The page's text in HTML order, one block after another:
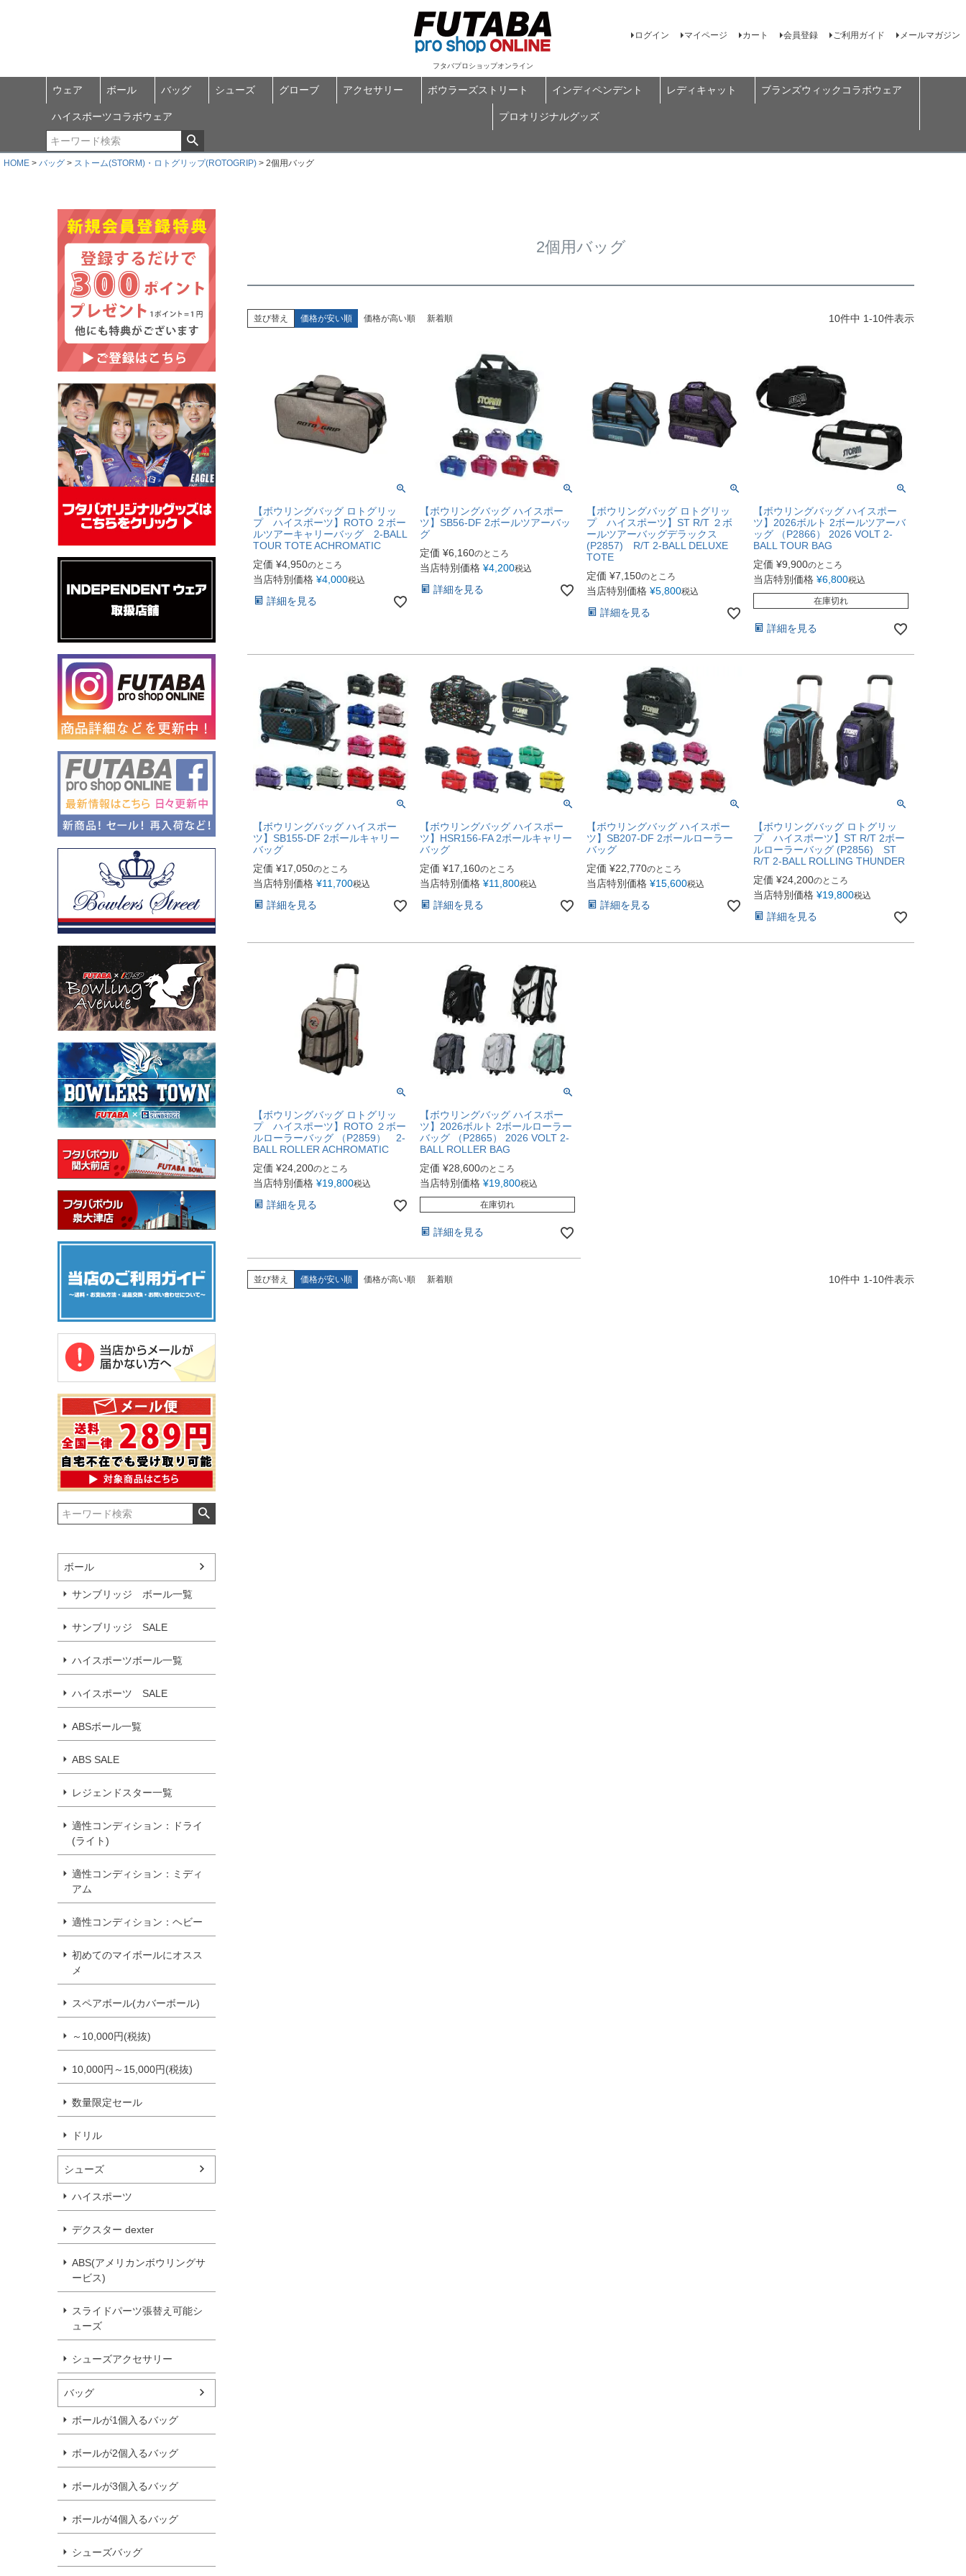
フタバプロショップオンライン
ログイン マイページ カート 会員登録 ご利用ガイド メールマガジン
ウェア ボール バッグ シューズ グローブ アクセサリー ボウラーズストリート インディペンデント レディキャット ブランズウィックコラボウェア
ハイスポーツコラボウェア プロオリジナルグッズ
HOME バッグ ストーム(STORM)・ロトグリップ(ROTOGRIP) 2個用バッグ
ボール
サンブリッジ ボール一覧
サンブリッジ SALE
ハイスポーツボール一覧
ハイスポーツ SALE
ABSボール一覧
ABS SALE
レジェンドスター一覧
適性コンディション：ドライ
(ライト)
適性コンディション：ミディ
アム
適性コンディション：ヘビー
初めてのマイボールにオスス
メ
スペアボール(カバーボール)
～10,000円(税抜)
10,000円～15,000円(税抜)
数量限定セール
ドリル
シューズ
ハイスポーツ
デクスター dexter
ABS(アメリカンボウリングサ
ービス)
スライドパーツ張替え可能シ
ューズ
シューズアクセサリー
バッグ
ボールが1個入るバッグ
ボールが2個入るバッグ
ボールが3個入るバッグ
ボールが4個入るバッグ
シューズバッグ
2個用バッグ
並び替え 価格が安い順 価格が高い順 新着順 10件中 1-10件表示
【ボウリングバッグ ロトグリッ
プ ハイスポーツ】ROTO ２ボー
ルツアーキャリーバッグ 2-BALL
TOUR TOTE ACHROMATIC
定価 ¥4,950のところ
当店特別価格 ¥4,000税込
詳細を見る
【ボウリングバッグ ハイスポー
ツ】SB56-DF 2ボールツアーバッ
グ
定価 ¥6,160のところ
当店特別価格 ¥4,200税込
詳細を見る
【ボウリングバッグ ロトグリッ
プ ハイスポーツ】ST R/T ２ボ
ールツアーバッグデラックス
(P2857) R/T 2-BALL DELUXE
TOTE
定価 ¥7,150のところ
当店特別価格 ¥5,800税込
詳細を見る
【ボウリングバッグ ハイスポー
ツ】2026ボルト 2ボールツアーバ
ッグ （P2866） 2026 VOLT 2-
BALL TOUR BAG
定価 ¥9,900のところ
当店特別価格 ¥6,800税込
在庫切れ
詳細を見る
【ボウリングバッグ ハイスポー
ツ】SB155-DF 2ボールキャリー
バッグ
定価 ¥17,050のところ
当店特別価格 ¥11,700税込
詳細を見る
【ボウリングバッグ ハイスポー
ツ】HSR156-FA 2ボールキャリー
バッグ
定価 ¥17,160のところ
当店特別価格 ¥11,800税込
詳細を見る
【ボウリングバッグ ハイスポー
ツ】SB207-DF 2ボールローラー
バッグ
定価 ¥22,770のところ
当店特別価格 ¥15,600税込
詳細を見る
【ボウリングバッグ ロトグリッ
プ ハイスポーツ】ST R/T 2ボー
ルローラーバッグ (P2856) ST
R/T 2-BALL ROLLING THUNDER
定価 ¥24,200のところ
当店特別価格 ¥19,800税込
詳細を見る
【ボウリングバッグ ロトグリッ
プ ハイスポーツ】ROTO ２ボー
ルローラーバッグ （P2859） 2-
BALL ROLLER ACHROMATIC
定価 ¥24,200のところ
当店特別価格 ¥19,800税込
詳細を見る
【ボウリングバッグ ハイスポー
ツ】2026ボルト 2ボールローラー
バッグ （P2865） 2026 VOLT 2-
BALL ROLLER BAG
定価 ¥28,600のところ
当店特別価格 ¥19,800税込
在庫切れ
詳細を見る
並び替え 価格が安い順 価格が高い順 新着順 10件中 1-10件表示